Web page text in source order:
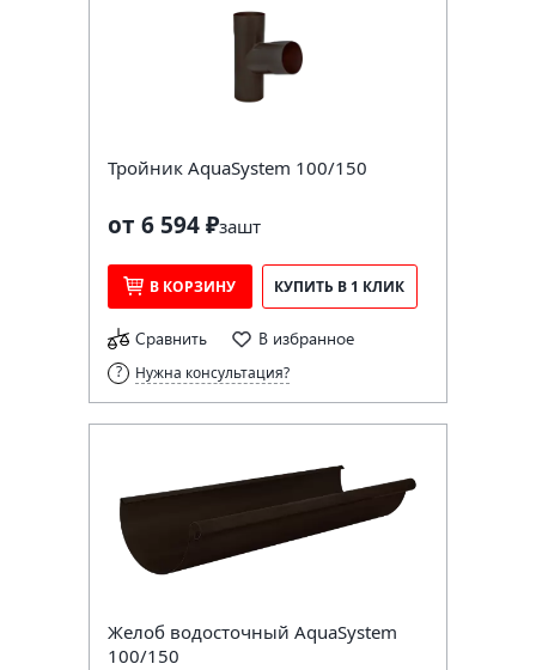
Тройник AquaSystem 100/150
от 6 594 ₽зашт
В КОРЗИНУ КУПИТЬ В 1 КЛИК
Сравнить В избранное
Нужна консультация?
Желоб водосточный AquaSystem
100/150